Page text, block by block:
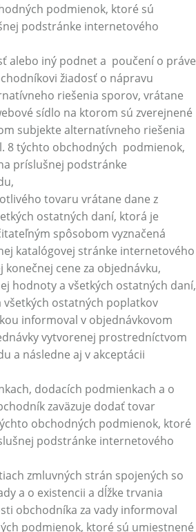
podmienok, ktoré sú
podstránke internetového
alebo iný podnet a poučení o práve
žiadosť o nápravu
riešenia sporov, vrátane
sídlo na ktorom sú zverejnené
subjekte alternatívneho riešenia
8 týchto obchodných podmienok,
príslušnej podstránke
tovaru vrátane dane z
ostatných daní, ktorá je
spôsobom vyznačená
katalógovej stránke internetového
cene za objednávku,
hodnoty a všetkých ostatných daní,
všetkých ostatných poplatkov
informoval v objednávkovom
vytvorenej prostredníctvom
a následne aj v akceptácii
dodacích podmienkach a o
zaväzuje dodať tovar
obchodných podmienok, ktoré
podstránke internetového
zmluvných strán spojených so
a o existencii a dĺžke trvania
obchodníka za vady informoval
podmienok, ktoré sú umiestnené